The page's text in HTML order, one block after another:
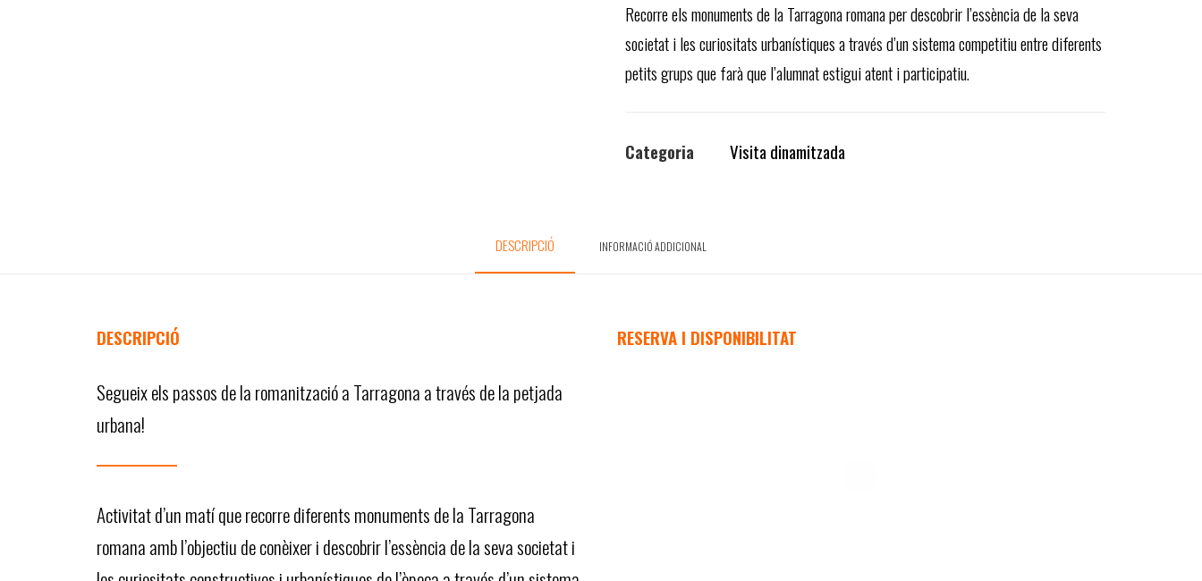
Recorre els monuments de la Tarragona romana per descobrir l’essència de la seva
societat i les curiositats urbanístiques a través d’un sistema competitiu entre diferents
petits grups que farà que l’alumnat estigui atent i participatiu.
Categoria Visita dinamitzada
DESCRIPCIÓ INFORMACIÓ ADDICIONAL
DESCRIPCIÓ
Segueix els passos de la romanització a Tarragona a través de la petjada
urbana!
Activitat d’un matí que recorre diferents monuments de la Tarragona
romana amb l’objectiu de conèixer i descobrir l’essència de la seva societat i
RESERVA I DISPONIBILITAT